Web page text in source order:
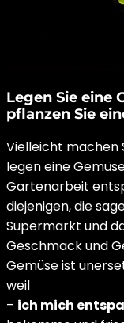
Legen Sie eine
pflanzen Sie
Vielleicht machen
legen eine
Gartenarbeit
diejenigen, die
Supermarkt und
Geschmack und
Gemüse ist
weil
– ich mich